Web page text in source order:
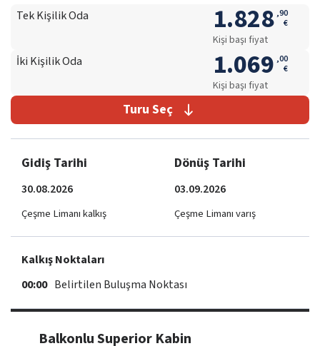
Tek Kişilik Oda 1.828 ,90
€
Kişi başı fiyat
İki Kişilik Oda 1.069 ,00
€
Kişi başı fiyat
Turu Seç
Gidiş Tarihi
30.08.2026
Çeşme Limanı kalkış
Dönüş Tarihi
03.09.2026
Çeşme Limanı varış
Kalkış Noktaları
00:00 Belirtilen Buluşma Noktası
Balkonlu Superior Kabin